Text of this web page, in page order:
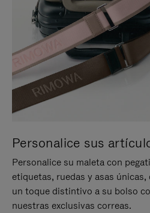
Personalice sus
Personalice su maleta con
etiquetas, ruedas y asas únicas,
un toque distintivo a su bolso
nuestras exclusivas correas.